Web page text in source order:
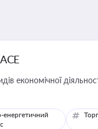
економічної
енергетичний